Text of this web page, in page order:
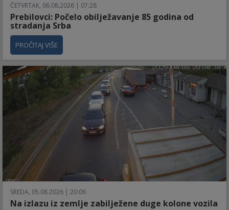
ČETVRTAK, 06.08.2026 | 07:28
Prebilovci: Počelo obilježavanje 85 godina od
stradanja Srba
PROČITAJ VIŠE
SREDA, 05.08.2026 | 20:06
Na izlazu iz zemlje zabilježene duge kolone vozila